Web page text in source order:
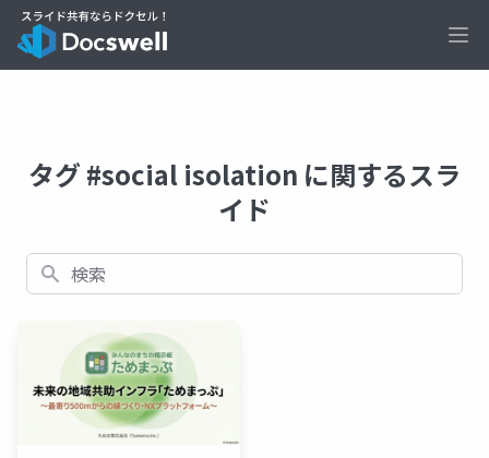
タグ #social isolation に関するスラ
イド
検索